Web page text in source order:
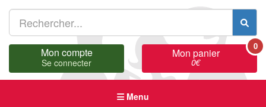
Mon compte
Se connecter
Mon panier
0€
0
Menu